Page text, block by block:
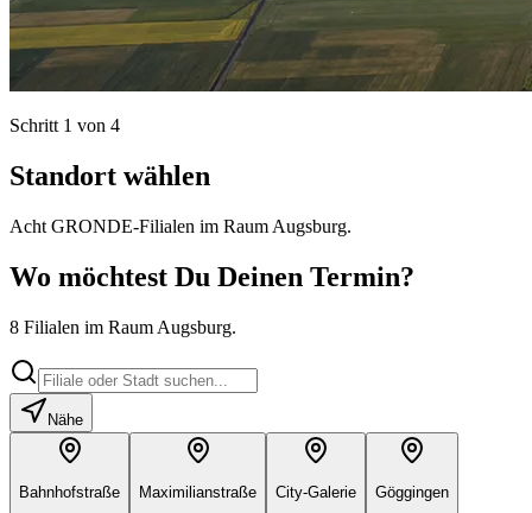
Schritt 1 von 4
Standort wählen
Acht GRONDE-Filialen im Raum Augsburg.
Wo möchtest Du Deinen Termin?
8 Filialen im Raum Augsburg.
Nähe
Bahnhofstraße
Maximilianstraße
City-Galerie
Göggingen